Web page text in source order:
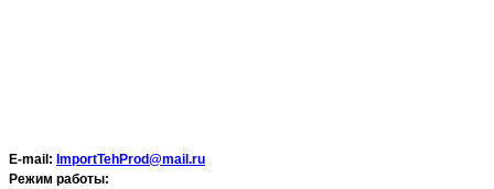
E-mail: ImportTehProd@mail.ru
Режим работы: